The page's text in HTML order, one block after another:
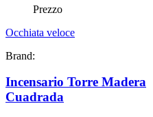
Prezzo
Occhiata veloce
Brand:
Incensario Torre Madera
Cuadrada